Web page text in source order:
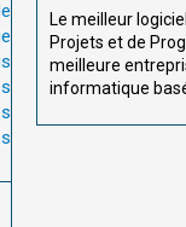
Le meilleur
Projets et de
meilleure
informatique